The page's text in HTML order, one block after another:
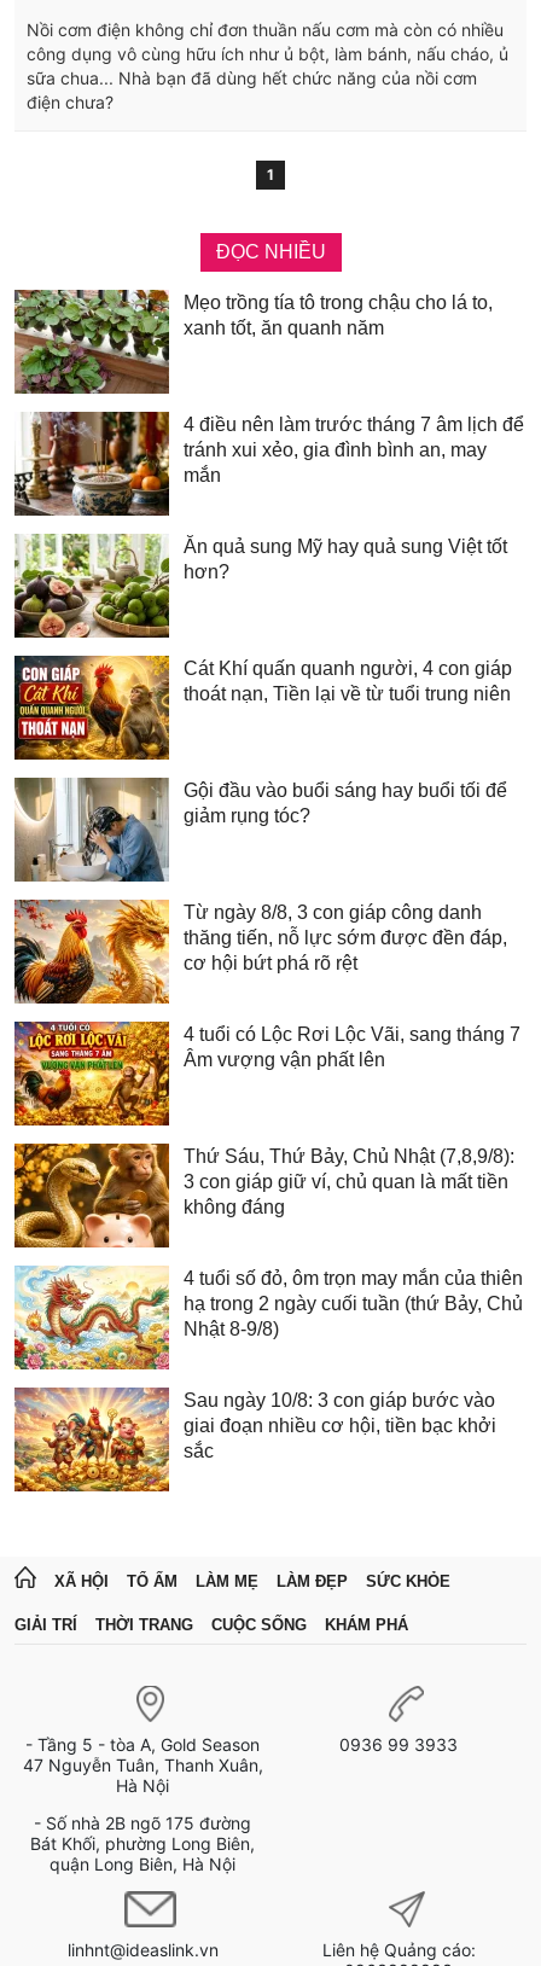
Nồi cơm điện không chỉ đơn thuần nấu cơm mà còn có nhiều
công dụng vô cùng hữu ích như ủ bột, làm bánh, nấu cháo, ủ
sữa chua... Nhà bạn đã dùng hết chức năng của nồi cơm
điện chưa?
1
ĐỌC NHIỀU
Mẹo trồng tía tô trong chậu cho lá to,
xanh tốt, ăn quanh năm
4 điều nên làm trước tháng 7 âm lịch để
tránh xui xẻo, gia đình bình an, may
mắn
Ăn quả sung Mỹ hay quả sung Việt tốt
hơn?
Cát Khí quấn quanh người, 4 con giáp
thoát nạn, Tiền lại về từ tuổi trung niên
Gội đầu vào buổi sáng hay buổi tối để
giảm rụng tóc?
Từ ngày 8/8, 3 con giáp công danh
thăng tiến, nỗ lực sớm được đền đáp,
cơ hội bứt phá rõ rệt
4 tuổi có Lộc Rơi Lộc Vãi, sang tháng 7
Âm vượng vận phất lên
Thứ Sáu, Thứ Bảy, Chủ Nhật (7,8,9/8):
3 con giáp giữ ví, chủ quan là mất tiền
không đáng
4 tuổi số đỏ, ôm trọn may mắn của thiên
hạ trong 2 ngày cuối tuần (thứ Bảy, Chủ
Nhật 8-9/8)
Sau ngày 10/8: 3 con giáp bước vào
giai đoạn nhiều cơ hội, tiền bạc khởi
sắc
XÃ HỘI TỔ ẤM LÀM MẸ LÀM ĐẸP SỨC KHỎE
GIẢI TRÍ THỜI TRANG CUỘC SỐNG KHÁM PHÁ
- Tầng 5 - tòa A, Gold Season
47 Nguyễn Tuân, Thanh Xuân,
Hà Nội
- Số nhà 2B ngõ 175 đường
Bát Khối, phường Long Biên,
quận Long Biên, Hà Nội
0936 99 3933
linhnt@ideaslink.vn
Liên hệ Quảng cáo: